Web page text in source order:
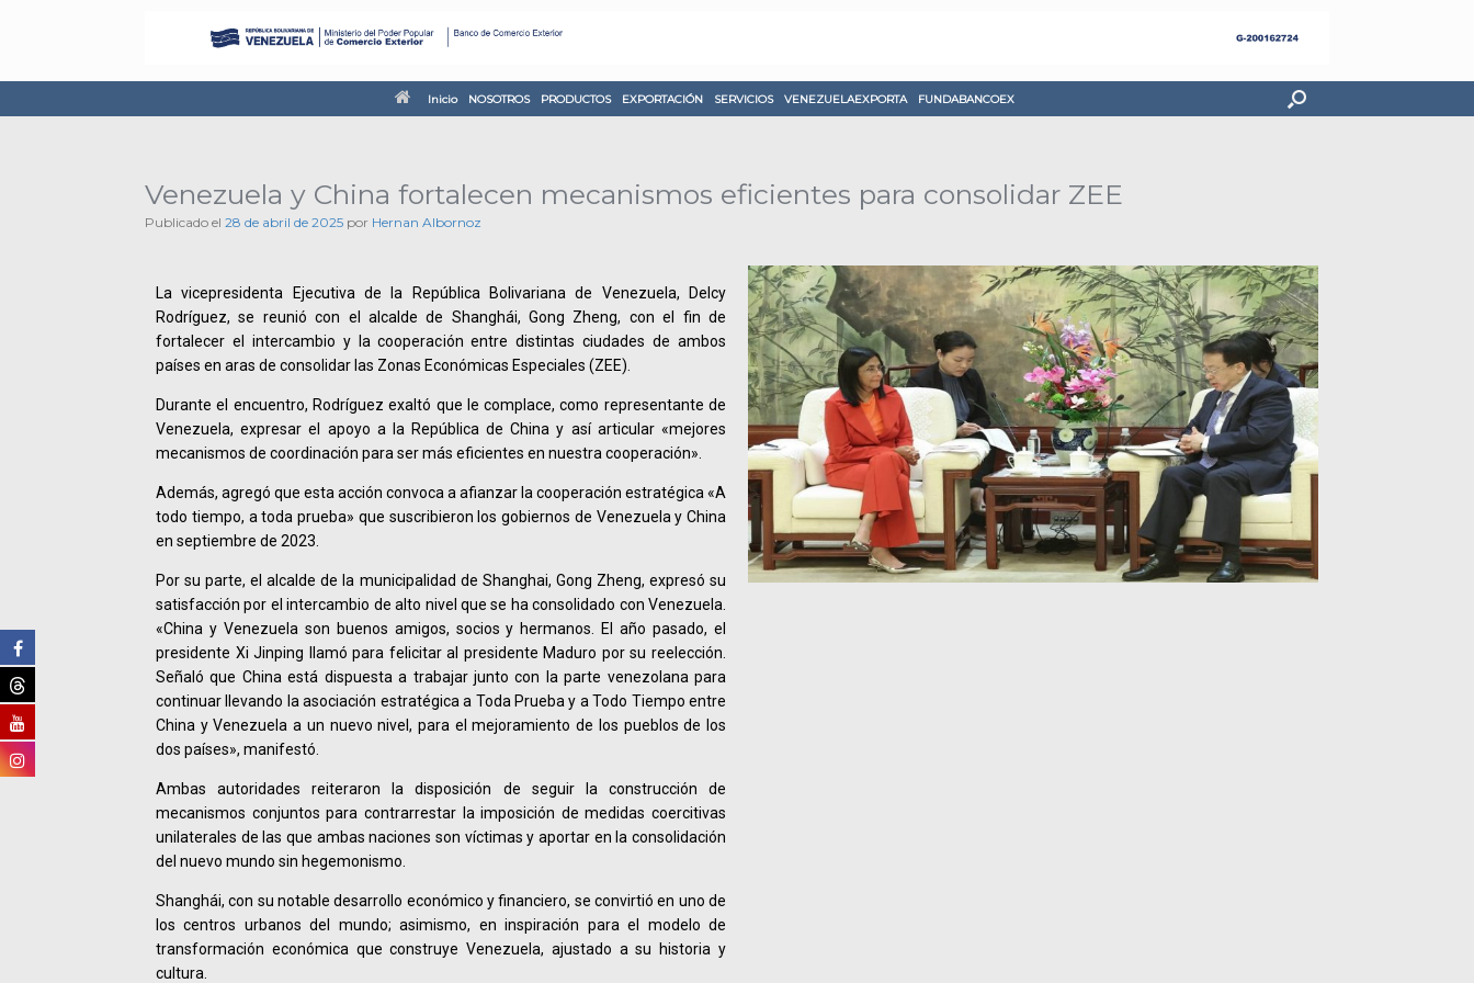
Inicio NOSOTROS PRODUCTOS EXPORTACIÓN SERVICIOS VENEZUELAEXPORTA FUNDABANCOEX
Venezuela y China fortalecen mecanismos eficientes para consolidar ZEE
Publicado el 28 de abril de 2025 por Hernan Albornoz
La vicepresidenta Ejecutiva de la República Bolivariana de Venezuela, Delcy
Rodríguez, se reunió con el alcalde de Shanghái, Gong Zheng, con el fin de
fortalecer el intercambio y la cooperación entre distintas ciudades de ambos
países en aras de consolidar las Zonas Económicas Especiales (ZEE).
Durante el encuentro, Rodríguez exaltó que le complace, como representante de
Venezuela, expresar el apoyo a la República de China y así articular «mejores
mecanismos de coordinación para ser más eficientes en nuestra cooperación».
Además, agregó que esta acción convoca a afianzar la cooperación estratégica «A
todo tiempo, a toda prueba» que suscribieron los gobiernos de Venezuela y China
en septiembre de 2023.
Por su parte, el alcalde de la municipalidad de Shanghai, Gong Zheng, expresó su
satisfacción por el intercambio de alto nivel que se ha consolidado con Venezuela.
«China y Venezuela son buenos amigos, socios y hermanos. El año pasado, el
presidente Xi Jinping llamó para felicitar al presidente Maduro por su reelección.
Señaló que China está dispuesta a trabajar junto con la parte venezolana para
continuar llevando la asociación estratégica a Toda Prueba y a Todo Tiempo entre
China y Venezuela a un nuevo nivel, para el mejoramiento de los pueblos de los
dos países», manifestó.
Ambas autoridades reiteraron la disposición de seguir la construcción de
mecanismos conjuntos para contrarrestar la imposición de medidas coercitivas
unilaterales de las que ambas naciones son víctimas y aportar en la consolidación
del nuevo mundo sin hegemonismo.
Shanghái, con su notable desarrollo económico y financiero, se convirtió en uno de
los centros urbanos del mundo; asimismo, en inspiración para el modelo de
transformación económica que construye Venezuela, ajustado a su historia y
cultura.